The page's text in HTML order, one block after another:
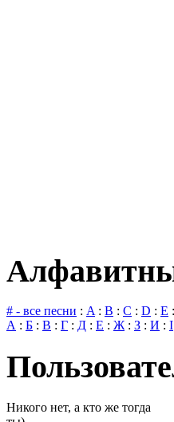
# - все песни : A: B : C : D : E :
А : Б : В : Г : Д : Е : Ж: З : И : І
Никого нет, а кто же тогда